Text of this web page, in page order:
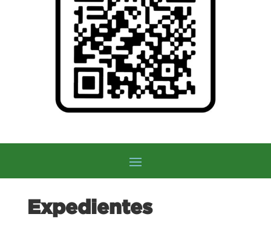
Expedientes